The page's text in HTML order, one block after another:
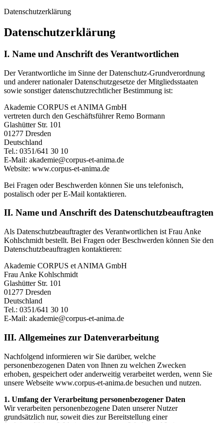
Datenschutzerklärung
Datenschutzerklärung
I. Name und Anschrift des Verantwortlichen
Der Verantwortliche im Sinne der Datenschutz-Grundverordnung
und anderer nationaler Datenschutzgesetze der Mitgliedsstaaten
sowie sonstiger datenschutzrechtlicher Bestimmung ist:
Akademie CORPUS et ANIMA GmbH
vertreten durch den Geschäftsführer Remo Bormann
Glashütter Str. 101
01277 Dresden
Deutschland
Tel.: 0351/641 30 10
E-Mail: akademie@corpus-et-anima.de
Website: www.corpus-et-anima.de
Bei Fragen oder Beschwerden können Sie uns telefonisch,
postalisch oder per E-Mail kontaktieren.
II. Name und Anschrift des Datenschutzbeauftragten
Als Datenschutzbeauftragter des Verantwortlichen ist Frau Anke
Kohlschmidt bestellt. Bei Fragen oder Beschwerden können Sie den
Datenschutzbeauftragten kontaktieren:
Akademie CORPUS et ANIMA GmbH
Frau Anke Kohlschmidt
Glashütter Str. 101
01277 Dresden
Deutschland
Tel.: 0351/641 30 10
E-Mail: akademie@corpus-et-anima.de
III. Allgemeines zur Datenverarbeitung
Nachfolgend informieren wir Sie darüber, welche
personenbezogenen Daten von Ihnen zu welchen Zwecken
erhoben, gespeichert oder anderweitig verarbeitet werden, wenn Sie
unsere Webseite www.corpus-et-anima.de besuchen und nutzen.
1. Umfang der Verarbeitung personenbezogener Daten
Wir verarbeiten personenbezogene Daten unserer Nutzer
grundsätzlich nur, soweit dies zur Bereitstellung einer